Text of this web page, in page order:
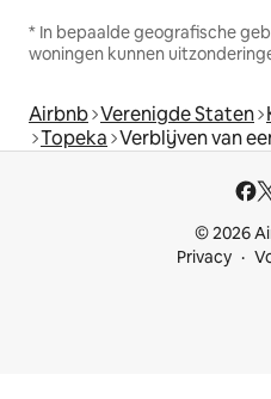
* In bepaalde geografische
woningen kunnen
Airbnb Verenigde Staten
Topeka Verblijven van
© 2026
Privacy